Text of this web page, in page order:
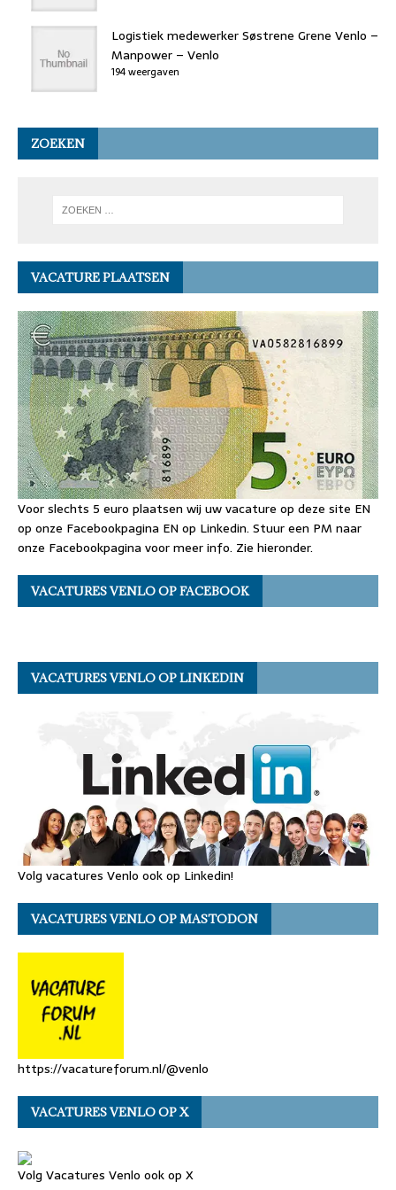
Logistiek medewerker Søstrene Grene Venlo –
Manpower – Venlo
194 weergaven
ZOEKEN
VACATURE PLAATSEN
Voor slechts 5 euro plaatsen wij uw vacature op deze site EN
op onze Facebookpagina EN op Linkedin. Stuur een PM naar
onze Facebookpagina voor meer info. Zie hieronder.
VACATURES VENLO OP FACEBOOK
VACATURES VENLO OP LINKEDIN
Volg vacatures Venlo ook op Linkedin!
VACATURES VENLO OP MASTODON
https://vacatureforum.nl/@venlo
VACATURES VENLO OP X
Volg Vacatures Venlo ook op X